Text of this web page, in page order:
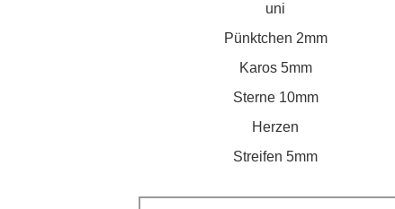
uni
Pünktchen 2mm
Karos 5mm
Sterne 10mm
Herzen
Streifen 5mm